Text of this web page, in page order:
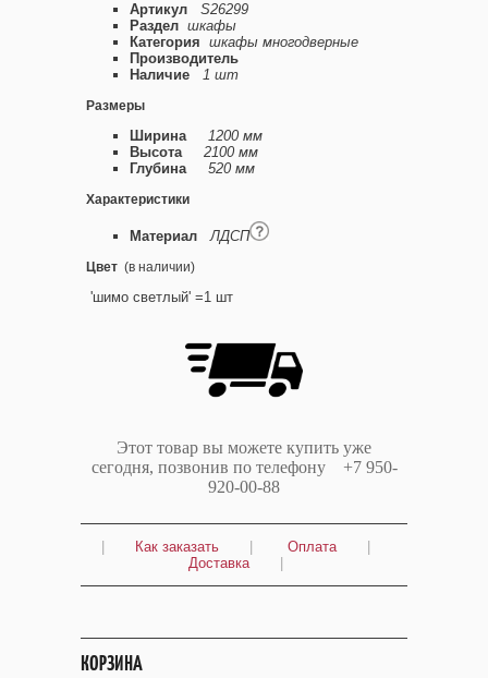
Артикул
S26299
Раздел шкафы
Категория шкафы многодверные
Производитель
Наличие
1 шт
Размеры
Ширина
1200 мм
Высота
2100 мм
Глубина
520 мм
Характеристики
Материал ЛДСП
Цвет (в наличии)
'шимо светлый' =1 шт
Этот товар вы можете купить уже
сегодня, позвонив по телефону +7 950-
920-00-88
Как заказать Оплата
Доставка
КОРЗИНА